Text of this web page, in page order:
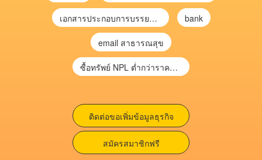
เอกสารประกอบการบรรยาย การประเมินความเสี่ยงเพื่อวางแผนการตรวจสอบ \ bank
email สาธารณสุข
ซื้อทรัพย์ NPL ต่ำกว่าราคาตลาด 30-70% แบบไม่ต้องไปประมูล”
ติดต่อขอเพิ่มข้อมูลธุรกิจ
สมัครสมาชิกฟรี